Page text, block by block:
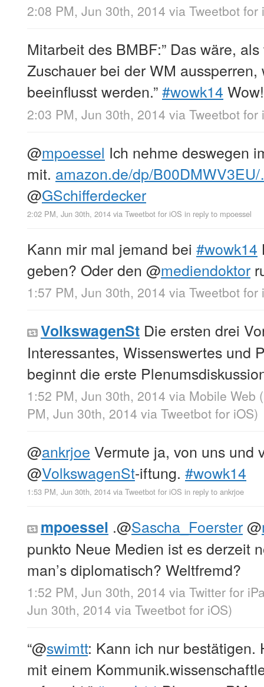
2:08 PM, Jun 30th, 2014 via Tweetbot for
Mitarbeit des BMBF:” Das wäre,
Zuschauer bei der WM
beeinflusst werden.”#wowk14 Wow!
2:03 PM, Jun 30th, 2014 via Tweetbot for
@mpoessel Ich nehme deswegen
mit. amazon.de/dp/
@GSchifferdecker
2:02 PM, Jun 30th, 2014 via Tweetbot for iΟS in reply to mpoessel
Kann mir mal jemand bei #wowk14
geben? Oder den @mediendoktor
1:57 PM, Jun 30th, 2014 via Tweetbot for
VolkswagenSt Die ersten drei
Interessantes, Wissenswertes und
beginnt die erste
1:52 PM, Jun 30th, 2014 via Mobile Web
PM, Jun 30th, 2014 via Tweetbot for iΟS)
@ankrjoe Vermute ja, von uns und
@VolkswagenSt-iftung. #wowk14
1:53 PM, Jun 30th, 2014 via Tweetbot for iΟS in reply to ankrjoe
mpoessel .@Sascha_Foerster@
punkto Neue Medien ist es derzeit
man’s diplomatisch? Weltfremd?
1:52 PM, Jun 30th, 2014 via Twitter for
Jun 30th, 2014 via Tweetbot for iΟS)
“@swimtt: Kann ich nur bestätigen.
mit einem